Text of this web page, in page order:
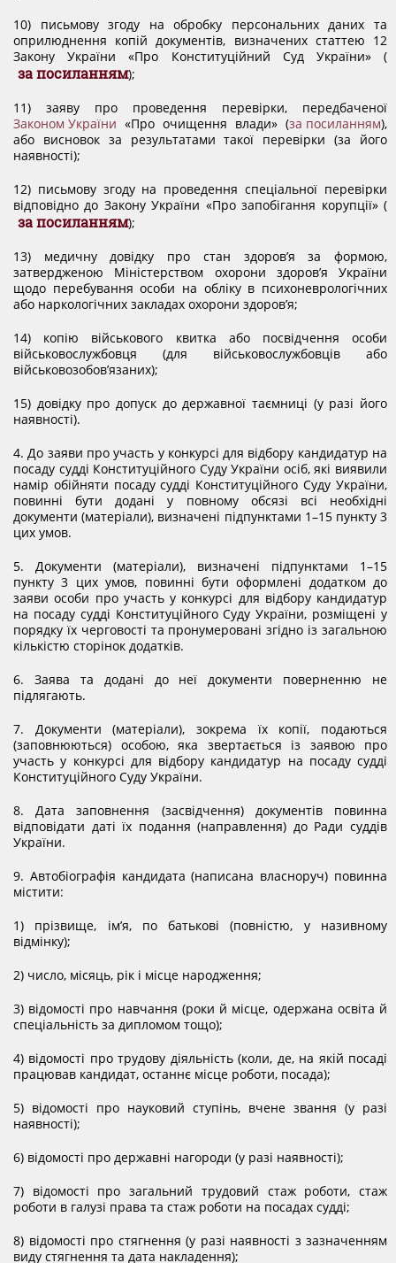
10) письмову згоду на обробку персональних даних та
оприлюднення копій документів, визначених статтею 12
Закону України «Про Конституційний Суд України» (
за посиланням);
11) заяву про проведення перевірки, передбаченої
Законом України «Про очищення влади» (за посиланням),
або висновок за результатами такої перевірки (за його
наявності);
12) письмову згоду на проведення спеціальної перевірки
відповідно до Закону України «Про запобігання корупції» (
за посиланням);
13) медичну довідку про стан здоров’я за формою,
затвердженою Міністерством охорони здоров’я України
щодо перебування особи на обліку в психоневрологічних
або наркологічних закладах охорони здоров’я;
14) копію військового квитка або посвідчення особи
військовослужбовця (для військовослужбовців або
військовозобов’язаних);
15) довідку про допуск до державної таємниці (у разі його
наявності).
4. До заяви про участь у конкурсі для відбору кандидатур на
посаду судді Конституційного Суду України осіб, які виявили
намір обійняти посаду судді Конституційного Суду України,
повинні бути додані у повному обсязі всі необхідні
документи (матеріали), визначені підпунктами 1–15 пункту 3
цих умов.
5. Документи (матеріали), визначені підпунктами 1–15
пункту 3 цих умов, повинні бути оформлені додатком до
заяви особи про участь у конкурсі для відбору кандидатур
на посаду судді Конституційного Суду України, розміщені у
порядку їх черговості та пронумеровані згідно із загальною
кількістю сторінок додатків.
6. Заява та додані до неї документи поверненню не
підлягають.
7. Документи (матеріали), зокрема їх копії, подаються
(заповнюються) особою, яка звертається із заявою про
участь у конкурсі для відбору кандидатур на посаду судді
Конституційного Суду України.
8. Дата заповнення (засвідчення) документів повинна
відповідати даті їх подання (направлення) до Ради суддів
України.
9. Автобіографія кандидата (написана власноруч) повинна
містити:
1) прізвище, ім’я, по батькові (повністю, у називному
відмінку);
2) число, місяць, рік і місце народження;
3) відомості про навчання (роки й місце, одержана освіта й
спеціальність за дипломом тощо);
4) відомості про трудову діяльність (коли, де, на якій посаді
працював кандидат, останнє місце роботи, посада);
5) відомості про науковий ступінь, вчене звання (у разі
наявності);
6) відомості про державні нагороди (у разі наявності);
7) відомості про загальний трудовий стаж роботи, стаж
роботи в галузі права та стаж роботи на посадах судді;
8) відомості про стягнення (у разі наявності з зазначенням
виду стягнення та дата накладення);